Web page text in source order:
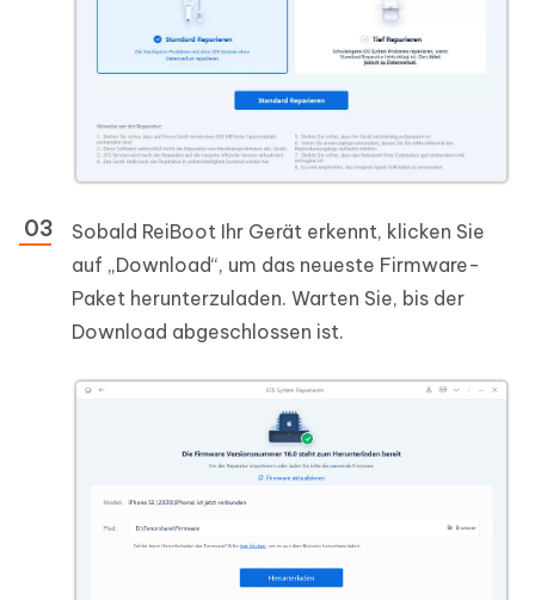
Sobald ReiBoot Ihr Gerät erkennt, klicken Sie
auf „Download“, um das neueste Firmware-
Paket herunterzuladen. Warten Sie, bis der
Download abgeschlossen ist.